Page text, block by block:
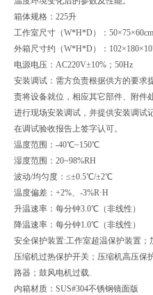
箱体规格：225升
工作室尺寸（W*H*D）：50×75×60cm
外箱尺寸约（W*H*D）：
电源电压：AC220V±10%；50Hz
安装调试：需方负责根据供方的要求
责将设备就位，相应其它部件、附件
进行现场安装调试，并提供安装调试
在调试验收报告上签字认可。
温度范围：-40℃~150℃
湿度范围：20~98%RH
波动/均匀度：≤±0.5℃/±2℃
温度偏差：+2%、-3%R·H
升温速率：每分钟3.0℃（非线性）
降温速率：每分钟1.0℃（非线性）
安全保护装置:工作室超温保护装置；
压缩机过热保护开关；压缩机高压保
路器；鼓风电机过载.
内箱材质：SUS#304不锈钢镜面版